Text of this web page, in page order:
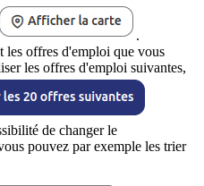
.
les offres d'emploi que vous
les offres d'emploi suivantes,
de changer le
pouvez par exemple les trier